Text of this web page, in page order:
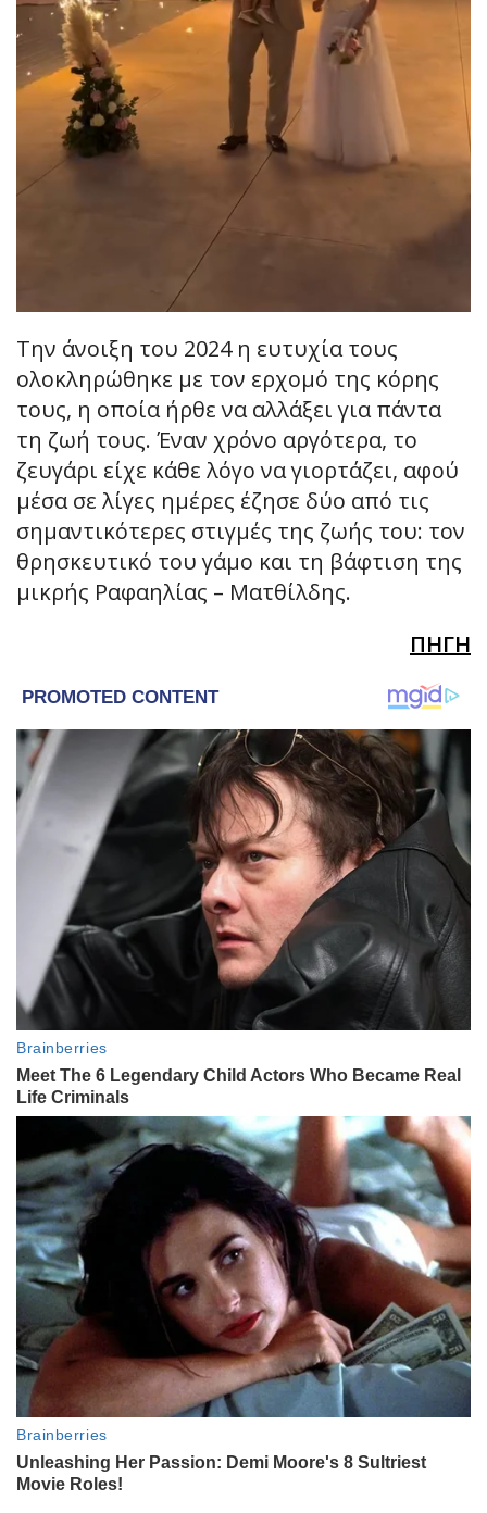
Την άνοιξη του 2024 η ευτυχία τους
ολοκληρώθηκε με τον ερχομό της κόρης
τους, η οποία ήρθε να αλλάξει για πάντα
τη ζωή τους. Έναν χρόνο αργότερα, το
ζευγάρι είχε κάθε λόγο να γιορτάζει, αφού
μέσα σε λίγες ημέρες έζησε δύο από τις
σημαντικότερες στιγμές της ζωής του: τον
θρησκευτικό του γάμο και τη βάφτιση της
μικρής Ραφαηλίας – Ματθίλδης.
ΠΗΓΗ